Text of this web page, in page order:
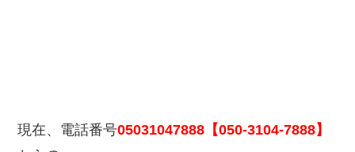
現在、電話番号05031047888【050-3104-7888】